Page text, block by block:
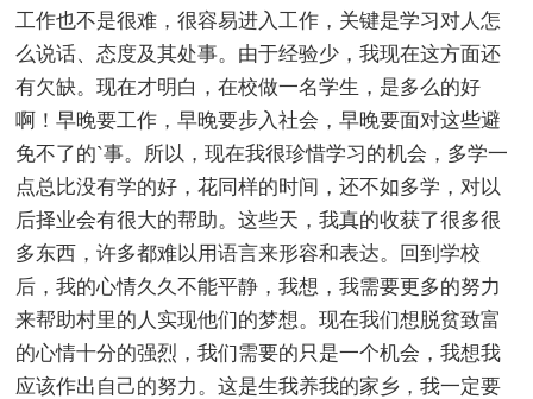
工作也不是很难，很容易进入工作，关键是学习对人怎
么说话、态度及其处事。由于经验少，我现在这方面还
有欠缺。现在才明白，在校做一名学生，是多么的好
啊！早晚要工作，早晚要步入社会，早晚要面对这些避
免不了的`事。所以，现在我很珍惜学习的机会，多学一
点总比没有学的好，花同样的时间，还不如多学，对以
后择业会有很大的帮助。这些天，我真的收获了很多很
多东西，许多都难以用语言来形容和表达。回到学校
后，我的心情久久不能平静，我想，我需要更多的努力
来帮助村里的人实现他们的梦想。现在我们想脱贫致富
的心情十分的强烈，我们需要的只是一个机会，我想我
应该作出自己的努力。这是生我养我的家乡，我一定要